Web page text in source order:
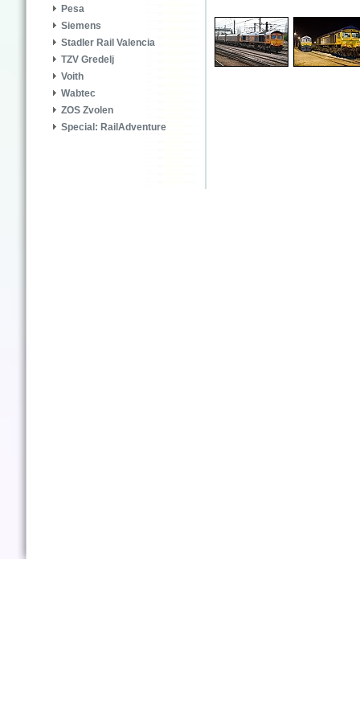
Pesa
Siemens
Stadler Rail Valencia
TZV Gredelj
Voith
Wabtec
ZOS Zvolen
Special: RailAdventure